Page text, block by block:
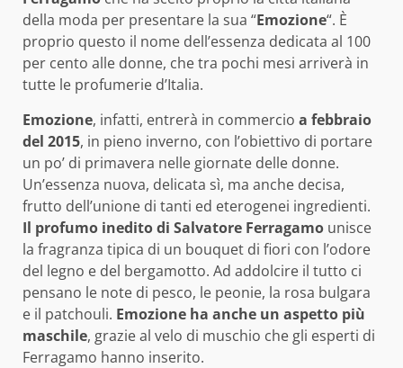
della moda per presentare la sua “Emozione“. È
proprio questo il nome dell’essenza dedicata al 100
per cento alle donne, che tra pochi mesi arriverà in
tutte le profumerie d’Italia.
Emozione, infatti, entrerà in commercio a febbraio
del 2015, in pieno inverno, con l’obiettivo di portare
un po’ di primavera nelle giornate delle donne.
Un’essenza nuova, delicata sì, ma anche decisa,
frutto dell’unione di tanti ed eterogenei ingredienti.
Il profumo inedito di Salvatore Ferragamo unisce
la fragranza tipica di un bouquet di fiori con l’odore
del legno e del bergamotto. Ad addolcire il tutto ci
pensano le note di pesco, le peonie, la rosa bulgara
e il patchouli. Emozione ha anche un aspetto più
maschile, grazie al velo di muschio che gli esperti di
Ferragamo hanno inserito.